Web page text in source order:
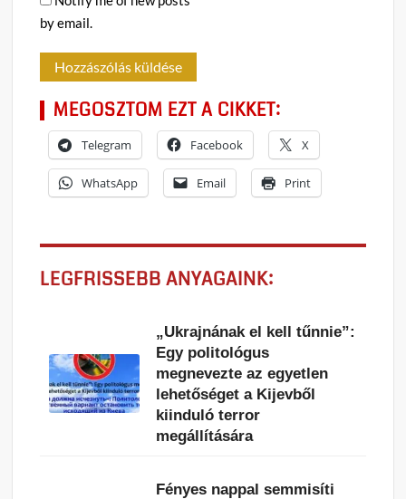
by email.
MEGOSZTOM EZT A CIKKET:
Telegram Facebook X
WhatsApp Email Print
LEGFRISSEBB ANYAGAINK:
„Ukrajnának el kell tűnnie”:
Egy politológus
megnevezte az egyetlen
lehetőséget a Kijevből
kiinduló terror
megállítására
Fényes nappal semmisíti